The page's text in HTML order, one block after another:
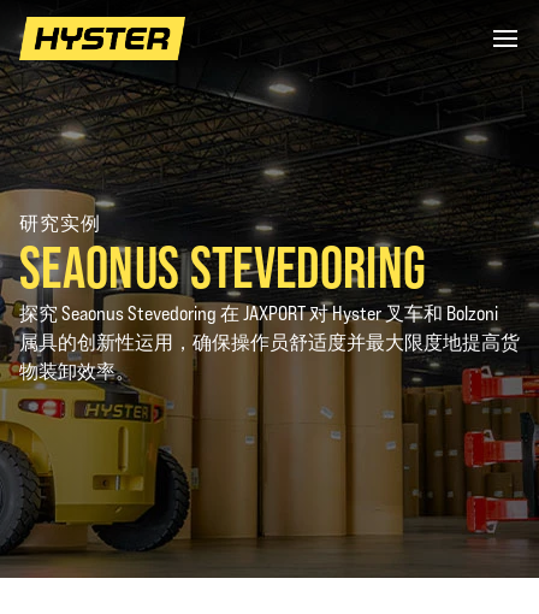
研究实例
SEAONUS STEVEDORING
探究 Seaonus Stevedoring 在 JAXPORT 对 Hyster 叉车和 Bolzoni
属具的创新性运用，确保操作员舒适度并最大限度地提高货
物装卸效率。